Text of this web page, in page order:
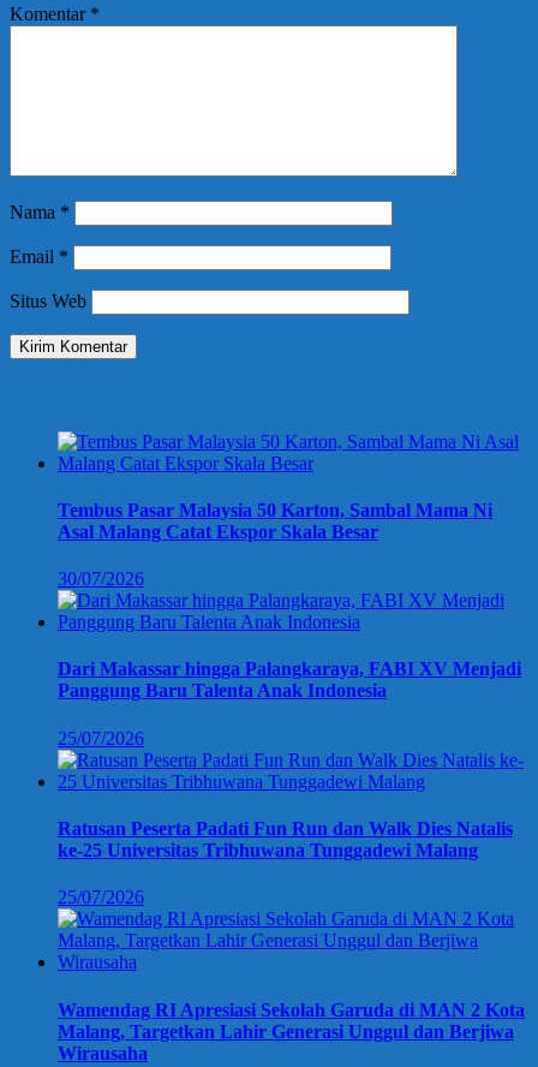
Komentar *
Nama *
Email *
Situs Web
Tembus Pasar Malaysia 50 Karton, Sambal Mama Ni
Asal Malang Catat Ekspor Skala Besar
30/07/2026
Dari Makassar hingga Palangkaraya, FABI XV Menjadi
Panggung Baru Talenta Anak Indonesia
25/07/2026
Ratusan Peserta Padati Fun Run dan Walk Dies Natalis
ke-25 Universitas Tribhuwana Tunggadewi Malang
25/07/2026
Wamendag RI Apresiasi Sekolah Garuda di MAN 2 Kota
Malang, Targetkan Lahir Generasi Unggul dan Berjiwa
Wirausaha